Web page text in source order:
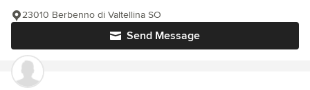
Send Message
23010 Berbenno di Valtellina SO